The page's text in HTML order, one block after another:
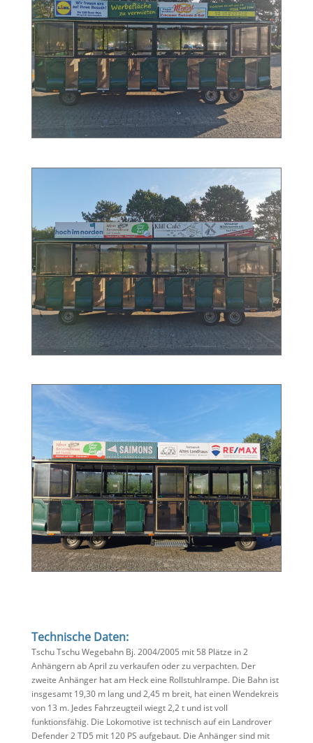
Technische Daten:
Tschu Tschu Wegebahn Bj. 2004/2005 mit 58 Plätze in 2
Anhängern ab April zu verkaufen oder zu verpachten. Der
zweite Anhänger hat am Heck eine Rollstuhlrampe. Die Bahn ist
insgesamt 19,30 m lang und 2,45 m breit, hat einen Wendekreis
von 13 m. Jedes Fahrzeugteil wiegt 2,2 t und ist voll
funktionsfähig. Die Lokomotive ist technisch auf ein Landrover
Defender 2 TD5 mit 120 PS aufgebaut. Die Anhänger sind mit